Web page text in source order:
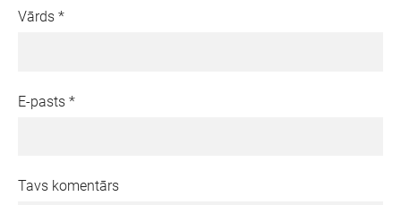
Vārds *
E-pasts *
Tavs komentārs